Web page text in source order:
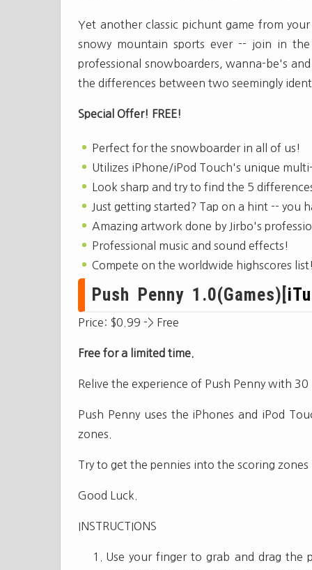
Yet another classic pichunt game from
snowy mountain sports ever -- join in
professional snowboarders, wanna-be's
the differences between two seemingly
Special Offer! FREE!
Perfect for the snowboarder in all of us!
Utilizes iPhone/iPod Touch's unique
Look sharp and try to find the 5
Just getting started? Tap on a hint -- you
Amazing artwork done by Jirbo's
Professional music and sound effects!
Compete on the worldwide highscores
Push Penny 1.0(Games)[
Price: $0.99 -> Free
Free for a limited time.
Relive the experience of Push Penny with
Push Penny uses the iPhones and iPod
zones.
Try to get the pennies into the scoring zones
Good Luck.
INSTRUCTIONS
Use your finger to grab and drag the